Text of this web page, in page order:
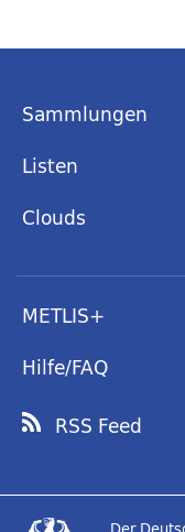
Sammlungen
Listen
Clouds
METLIS+
Hilfe/FAQ
RSS Feed